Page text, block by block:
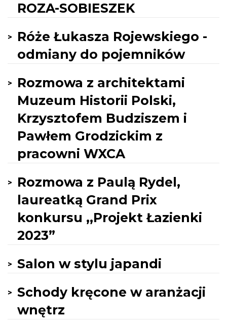
ROZA-SOBIESZEK
Róże Łukasza Rojewskiego -
odmiany do pojemników
Rozmowa z architektami
Muzeum Historii Polski,
Krzysztofem Budziszem i
Pawłem Grodzickim z
pracowni WXCA
Rozmowa z Paulą Rydel,
laureatką Grand Prix
konkursu ,,Projekt Łazienki
2023”
Salon w stylu japandi
Schody kręcone w aranżacji
wnętrz